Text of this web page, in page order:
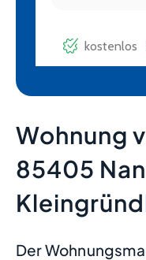
Wohnung
85405
Der